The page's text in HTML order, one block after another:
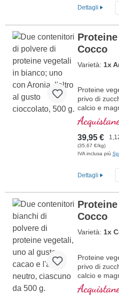
Dettagli
Cocco
Varietà: 1x
Proteine
privo di
calcio e
39,95 €
(35,67 €/kg)
IVA inclusa più
Dettagli
Cocco
Varietà: 1x
Proteine
privo di
calcio e